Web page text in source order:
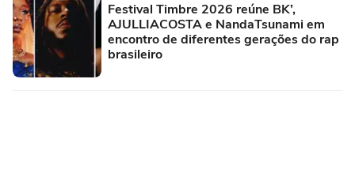
Festival Timbre 2026 reúne BK’,
AJULLIACOSTA e NandaTsunami em
encontro de diferentes gerações do rap
brasileiro